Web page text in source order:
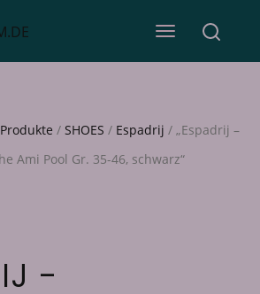
NAVIGATION
UMSCHALTEN
Produkte / SHOES / Espadrij / „Espadrij –
Ami Pool Gr. 35-46, schwarz“
–